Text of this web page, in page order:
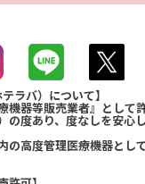
ラバ）について】
機器等販売業者』として
の度あり、度なしを安心
の高度管理医療機器とし